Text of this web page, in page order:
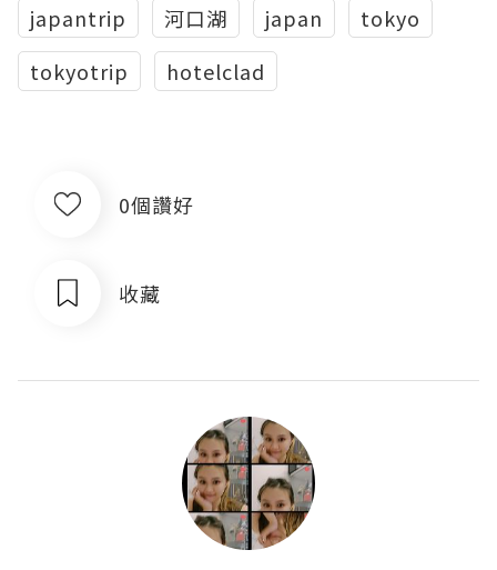
japantrip
河口湖 japan
tokyo
tokyotrip
hotelclad
0個讚好
收藏